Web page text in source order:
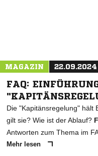
MAGAZIN
FAQ:
Die "Kapitänsregelung" hält
gilt sie? Wie ist der Ablauf?
Antworten zum Thema im
Mehr lesen